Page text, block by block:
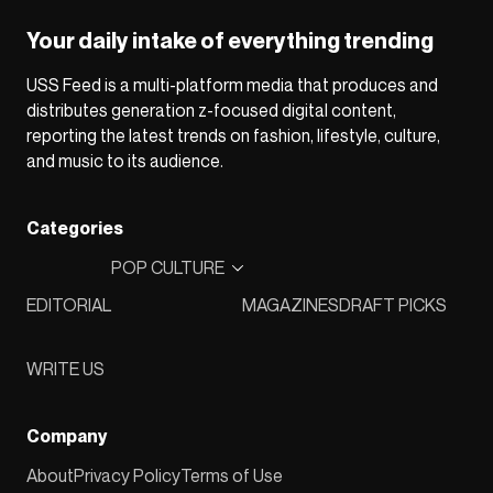
Your daily intake of everything trending
USS Feed is a multi-platform media that produces and
distributes generation z-focused digital content,
reporting the latest trends on fashion, lifestyle, culture,
and music to its audience.
Categories
EDITORIAL
POP CULTURE
MAGAZINESDRAFT PICKS
WRITE US
Company
AboutPrivacy PolicyTerms of Use